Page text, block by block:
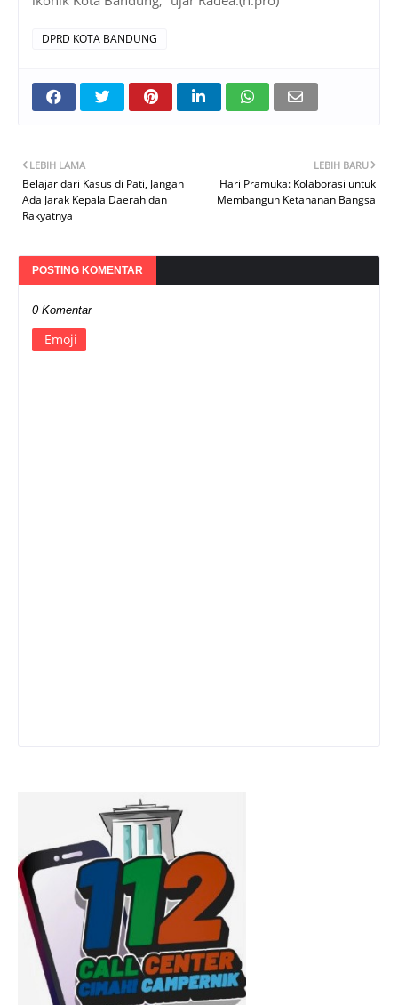
DPRD KOTA BANDUNG
LEBIH BARU
Hari Pramuka: Kolaborasi untuk
Membangun Ketahanan Bangsa
LEBIH LAMA
Belajar dari Kasus di Pati, Jangan
Ada Jarak Kepala Daerah dan
Rakyatnya
POSTING KOMENTAR
0 Komentar
Emoji